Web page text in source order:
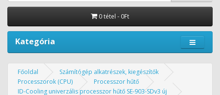
0 tétel - 0Ft
Kategória
Főoldal
Számítógép alkatrészek, kiegészítők
Processzorok (CPU)
Processzor hűtő
ID-Cooling univerzális processzor hűtő SE-903-SDv3 új